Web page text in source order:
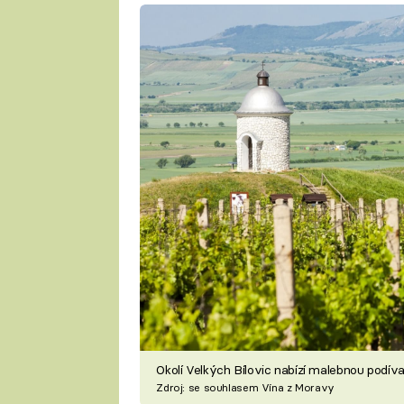
Okolí Velkých Bílovic nabízí malebnou
Zdroj: se souhlasem Vína z Moravy